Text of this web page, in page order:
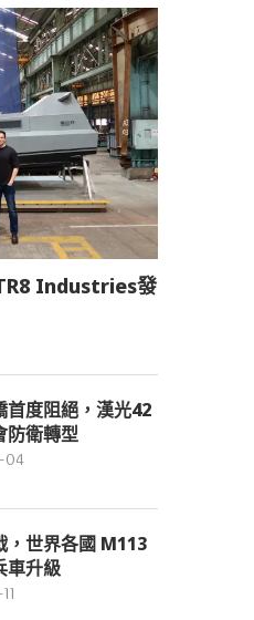
Industries發
首度阻絕，漢光42
防衛轉型
04
，世界各國 M113
車升級